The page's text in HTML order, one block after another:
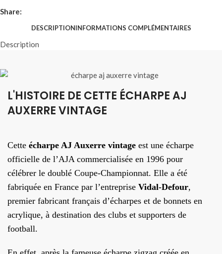
Share:
DESCRIPTIONINFORMATIONS COMPLÉMENTAIRES
Description
L'HISTOIRE DE CETTE ÉCHARPE AJ
AUXERRE VINTAGE
Cette écharpe AJ Auxerre vintage est une écharpe
officielle de l’AJA commercialisée en 1996 pour
célébrer le doublé Coupe-Championnat. Elle a été
fabriquée en France par l’entreprise Vidal-Defour,
premier fabricant français d’écharpes et de bonnets en
acrylique, à destination des clubs et supporters de
football.